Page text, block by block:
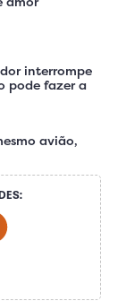
interrompe
pode fazer a
avião,
MediaMedia
Social Media
Tiktok Social
Social Media